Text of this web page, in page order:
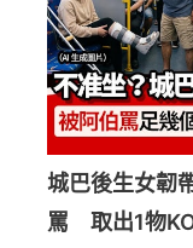
城巴後生女韌
罵 取出1物